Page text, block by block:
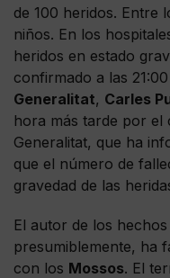
de 100 heridos. Entre
niños. En los
heridos en estado
confirmado a las
Generalitat, Carles
hora más tarde por el
Generalitat, que ha
que el número de
gravedad de las
El autor de los
presumiblemente, ha
con los Mossos. El